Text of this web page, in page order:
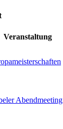
Veranstaltung
Abendmeeting